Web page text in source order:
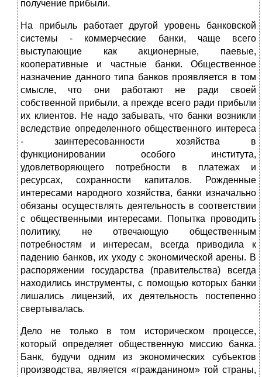
получение прибыли.
На прибыль работает другой уровень банковской
системы - коммерческие банки, чаще всего
выступающие как акционерные, паевые,
кооперативные и частные банки. Общественное
назначение данного типа банков проявляется в том
смысле, что они работают не ради своей
собственной прибыли, а прежде всего ради прибыли
их клиентов. Не надо забывать, что банки возникли
вследствие определенного общественного интереса
- заинтересованности хозяйства в
функционировании особого института,
удовлетворяющего потребности в платежах и
ресурсах, сохранности капиталов. Рожденные
интересами народного хозяйства, банки изначально
обязаны осуществлять деятельность в соответствии
с общественными интересами. Попытка проводить
политику, не отвечающую общественным
потребностям и интересам, всегда приводила к
падению банков, их уходу с экономической арены. В
распоряжении государства (правительства) всегда
находились инструменты, с помощью которых банки
лишались лицензий, их деятельность постепенно
свертывалась.
Дело не только в том историческом процессе,
который определяет общественную миссию банка.
Банк, будучи одним из экономических субъектов
производства, является «гражданином» той страны,